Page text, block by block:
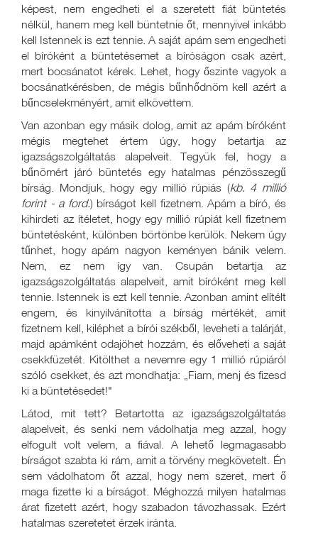
képest, nem engedheti el a szeretett fiát büntetés
nélkül, hanem meg kell büntetnie őt, mennyivel inkább
kell Istennek is ezt tennie. A saját apám sem engedheti
el bíróként a büntetésemet a bíróságon csak azért,
mert bocsánatot kérek. Lehet, hogy őszinte vagyok a
bocsánatkérésben, de mégis bűnhődnöm kell azért a
bűncselekményért, amit elkövettem.
Van azonban egy másik dolog, amit az apám bíróként
mégis megtehet értem úgy, hogy betartja az
igazságszolgáltatás alapelveit. Tegyük fel, hogy a
bűnömért járó büntetés egy hatalmas pénzösszegű
bírság. Mondjuk, hogy egy millió rúpiás (kb. 4 millió
forint - a ford.) bírságot kell fizetnem. Apám a bíró, és
kihirdeti az ítéletet, hogy egy millió rúpiát kell fizetnem
büntetésként, különben börtönbe kerülök. Nekem úgy
tűnhet, hogy apám nagyon keményen bánik velem.
Nem, ez nem így van. Csupán betartja az
igazságszolgáltatás alapelveit, amit bíróként meg kell
tennie. Istennek is ezt kell tennie. Azonban amint elítélt
engem, és kinyilvánította a bírság mértékét, amit
fizetnem kell, kiléphet a bírói székből, leveheti a talárját,
majd apámként odajöhet hozzám, és előveheti a saját
csekkfüzetét. Kitölthet a nevemre egy 1 millió rúpiáról
szóló csekket, és azt mondhatja: „Fiam, menj és fizesd
ki a büntetésedet!"
Látod, mit tett? Betartotta az igazságszolgáltatás
alapelveit, és senki nem vádolhatja meg azzal, hogy
elfogult volt velem, a fiával. A lehető legmagasabb
bírságot szabta ki rám, amit a törvény megkövetelt. Én
sem vádolhatom őt azzal, hogy nem szeret, mert ő
maga fizette ki a bírságot. Méghozzá milyen hatalmas
árat fizetett azért, hogy szabadon távozhassak. Ezért
hatalmas szeretetet érzek iránta.